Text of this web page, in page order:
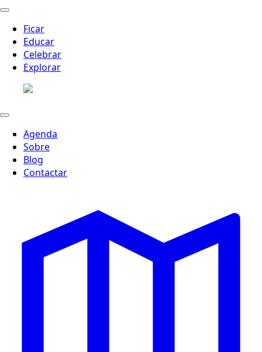
Ficar
Educar
Celebrar
Explorar
Agenda
Sobre
Blog
Contactar